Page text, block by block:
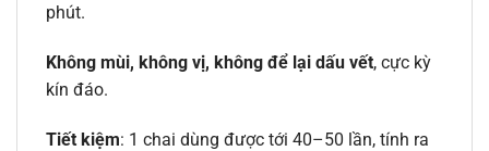
phút.
Không mùi, không vị, không để lại dấu vết, cực kỳ
kín đáo.
Tiết kiệm: 1 chai dùng được tới 40–50 lần, tính ra